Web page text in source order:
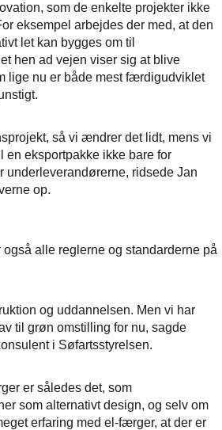
som de enkelte projekter ikke
eksempel arbejdes der med, at den
let kan bygges om til
hen ad vejen viser sig at blive
lige nu er både mest færdigudviklet
så vi ændrer det lidt, mens vi
en eksportpakke ikke bare for
underleverandørerne, ridsede Jan
op.
også alle reglerne og standarderne på
og uddannelsen. Men vi har
til grøn omstilling for nu, sagde
i Søfartsstyrelsen.
er således det, som
som alternativt design, og selv om
erfaring med el-færger, at der er